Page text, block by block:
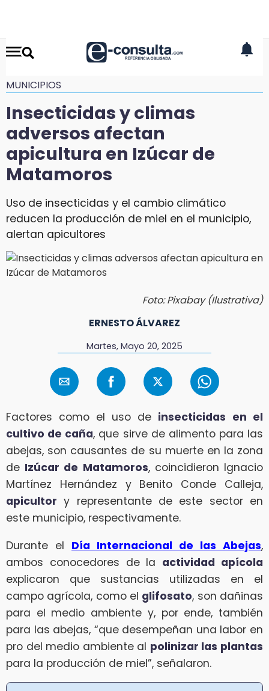
MUNICIPIOS
Insecticidas y climas
adversos afectan
apicultura en Izúcar de
Matamoros
Uso de insecticidas y el cambio climático
reducen la producción de miel en el municipio,
alertan apicultores
Foto: Pixabay (Ilustrativa)
ERNESTO ÁLVAREZ
Martes, Mayo 20, 2025
Factores como el uso de insecticidas en el
cultivo de caña, que sirve de alimento para las
abejas, son causantes de su muerte en la zona
de Izúcar de Matamoros, coincidieron Ignacio
Martínez Hernández y Benito Conde Calleja,
apicultor y representante de este sector en
este municipio, respectivamente.
Durante el Día Internacional de las Abejas,
ambos conocedores de la actividad apícola
explicaron que sustancias utilizadas en el
campo agrícola, como el glifosato, son dañinas
para el medio ambiente y, por ende, también
para las abejas, “que desempeñan una labor en
pro del medio ambiente al polinizar las plantas
para la producción de miel”, señalaron.